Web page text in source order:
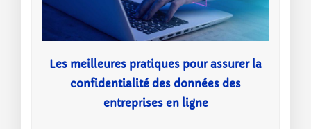
Les meilleures pratiques pour assurer la
confidentialité des données des
entreprises en ligne